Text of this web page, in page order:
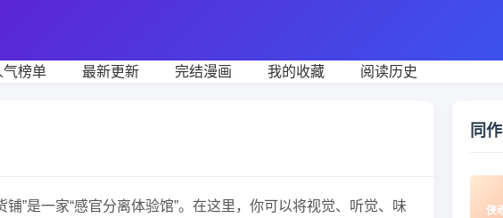
气榜单 最新更新 完结漫画 我的收藏 阅读历史
铺”是一家“感官分离体验馆”。在这里，你可以将视觉、听觉、味
同
侠